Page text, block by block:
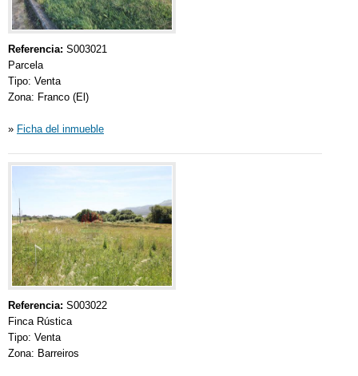
Referencia: S003021
Parcela
Tipo: Venta
Zona: Franco (El)
» Ficha del inmueble
Referencia: S003022
Finca Rústica
Tipo: Venta
Zona: Barreiros